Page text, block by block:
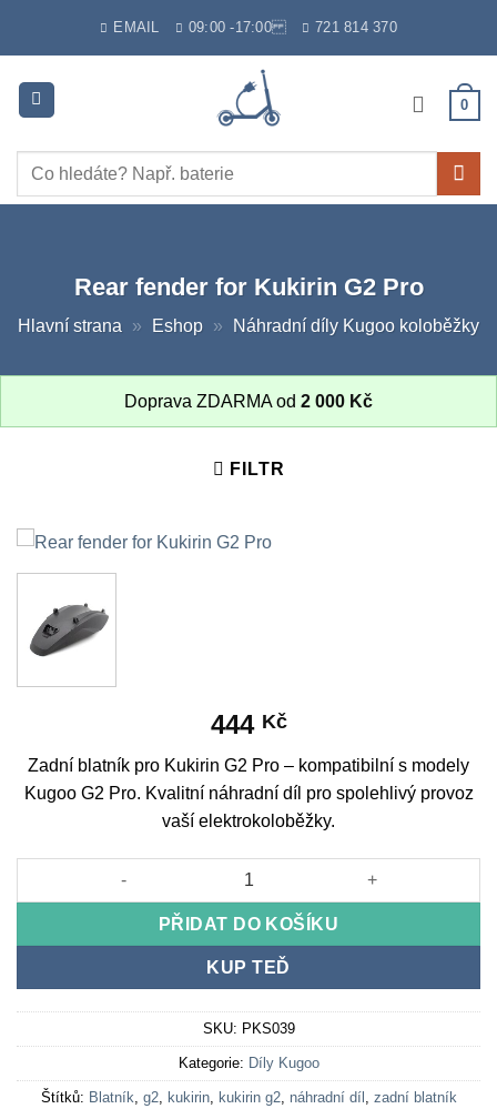
EMAIL 09:00 -17:00 721 814 370
0
Hledat:
Rear fender for Kukirin G2 Pro
Hlavní strana » Eshop » Náhradní díly Kugoo koloběžky
Doprava ZDARMA od 2 000 Kč
FILTR
444 Kč
Zadní blatník pro Kukirin G2 Pro – kompatibilní s modely
Kugoo G2 Pro. Kvalitní náhradní díl pro spolehlivý provoz
vaší elektrokoloběžky.
Rear fender for Kukirin G2 Pro množství
PŘIDAT DO KOŠÍKU
KUP TEĎ
SKU: PKS039
Kategorie: Díly Kugoo
Štítků: Blatník, g2, kukirin, kukirin g2, náhradní díl , zadní blatník